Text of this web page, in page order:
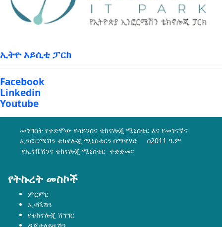
ኢትዮ አይሲቲ ፓርክ
Facebook
Linkedin
Youtube
መንግስት የቀድሞው የሳይንስና ቴክኖሎጂ ሚኒስቴር እና የመገናኛና
ኢንፎርሜሽን ቴክኖሎጂ ሚኒስቴርን በማዋሃድ በ2011 ዓ.ም
የኢኖቬሽንና ቴክኖሎጂ ሚኒስቴር ተቋቋመ፡፡
የትኩረት መስኮች
ምርምር
ኢኖቬሽን
የቴክኖሎጂ ሽግግር